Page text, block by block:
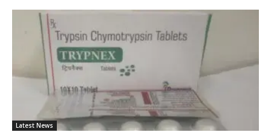
Latest News